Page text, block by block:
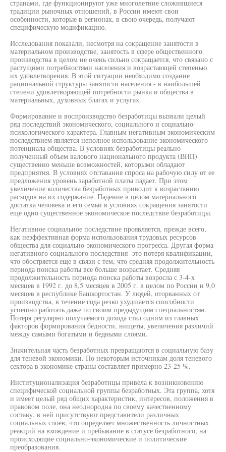
странами, где функционируют уже многолетние сложившиеся
традиции рыночных отношений, в России имеют свои
особенности, которые в регионах, в свою очередь, получают
специфическую модификацию.
Исследования показали, несмотря на сокращение занятости в
материальном производстве, занятость в сфере общественного
производства в целом не очень сильно сокращается, что связано с
растущими потребностями населения и возрастающей степенью
их удовлетворения. В этой ситуации необходимо создание
рациональной структуры занятости населения - в наибольшей
степени удовлетворяющей потребности рынка и общества в
материальных, духовных благах и услугах.
Формирование и воспроизводство безработицы вызвали целый
ряд последствий экономического, социального и социально-
психологического характера. Главным негативным экономическим
последствием является неполное использование экономического
потенциала общества. В условиях безработицы реально
полученный объем валового национального продукта (ВНП)
существенно меньше возможностей, которыми обладают
предприятия. В условиях отставания спроса на рабочую силу от ее
предложения уровень заработной платы падает. При этом
увеличение количества безработных приводит к возрастанию
расходов на их содержание. Падение в целом материального
достатка человека и его семьи в условиях сокращения занятости
еще одно существенное экономическое последствие безработицы.
Негативное социальное последствие проявляется, прежде всего,
как неэффективная форма использования трудовых ресурсов
общества для социально-экономического прогресса. Другая форма
негативного социального последствия -это потеря квалификации,
что обостряется еще в связи с тем, что средняя продолжительность
периода поиска работы все больше возрастает. Средняя
продолжительность периода поиска работы возросла с 3-4-х
месяцев в 1992 г. до 8,5 месяцев в 2005 г. в целом по России и 9,0
месяцев в республике Башкортостан. У людей, оторванных от
производства, в течение года резко ухудшается способности
успешно работать даже по своим предыдущим специальностям.
Потеря регулярно получаемого дохода стал одним из главных
факторов формирования бедности, нищеты, увеличения различий
между самыми богатыми и бедными слоями.
Значительная часть безработных превращаются в социальную базу
для теневой экономики. По некоторым источникам доля теневого
сектора в экономике страны составляет примерно 23-25 %.
Институционализация безработицы привела к возникновению
специфической социальной группы безработных. Эта группа, хотя
и имеет целый ряд общих характеристик, интересов, положения в
правовом поле, она неоднородна по своему качественному
составу, в ней присутствуют представители различных
социальных слоев, что определяет множественность личностных
реакций на вхождение и пребывание в статусе безработного, на
происходящие социально-экономические и политические
преобразования.